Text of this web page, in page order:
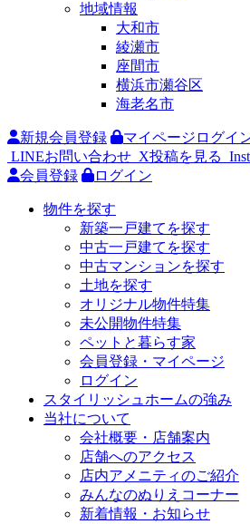
地域情報
大和市
綾瀬市
座間市
横浜市瀬谷区
海老名市
新規会員登録
マイページログイ
LINEお問い合わせ X投稿を見る
会員登録
ログイン
物件を探す
新築一戸建てを探す
中古一戸建てを探す
中古マンションを探す
土地を探す
オリジナル物件特集
未公開物件特集
ペットと暮らす家
会員登録・マイページ
ログイン
スタイリッシュホームの強み
当社について
会社概要・店舗案内
店舗へのアクセス
店内アメニティのご紹介
みんなのぬりえコーナー
新着情報・お知らせ